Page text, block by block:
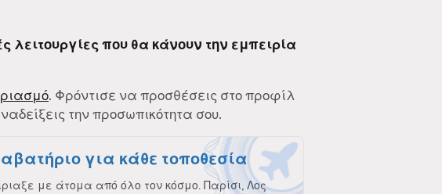
λειτουργίες που θα κάνουν την εμπειρία
. Φρόντισε να προσθέσεις στο προφίλ
την προσωπικότητα σου.
για κάθε τοποθεσία
με άτομα από όλο τον κόσμο. Παρίσι, Λος